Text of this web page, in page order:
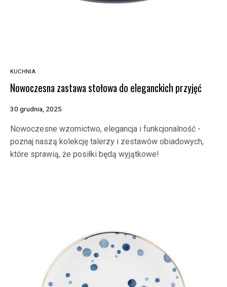
KUCHNIA
Nowoczesna zastawa stołowa do eleganckich przyjęć
30 grudnia, 2025
Nowoczesne wzornictwo, elegancja i funkcjonalność -
poznaj naszą kolekcję talerzy i zestawów obiadowych,
które sprawią, że posiłki będą wyjątkowe!